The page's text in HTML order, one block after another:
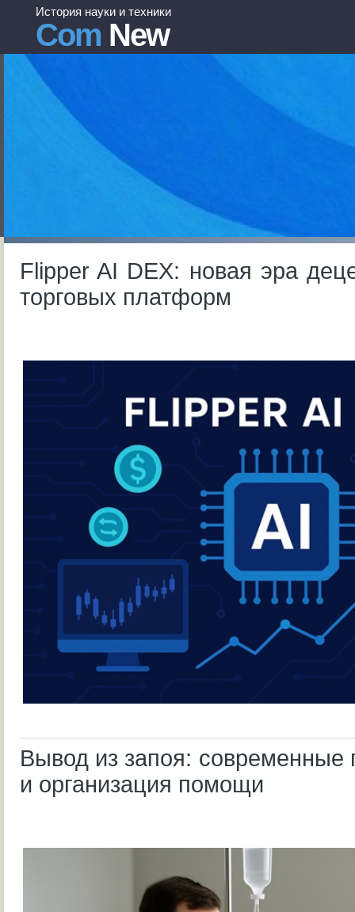
История науки и техники
Com New
Flipper AI DEX: новая эра
торговых платформ
Вывод из запоя:
и организация помощи